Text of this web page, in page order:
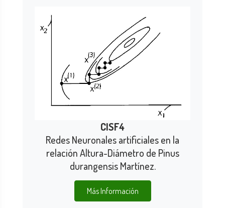
CISF4
Redes Neuronales artificiales en la
relación Altura-Diámetro de Pinus
durangensis Martínez.
Más Información